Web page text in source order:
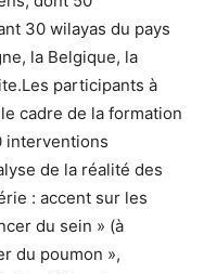
30 wilayas du pays
la Belgique, la
participants à
cadre de la formation
interventions
de la réalité des
: accent sur les
du sein » (à
du poumon »,